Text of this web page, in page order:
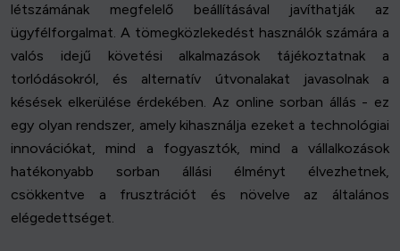
létszámának megfelelő beállításával javíthatják az
ügyfélforgalmat. A tömegközlekedést használók számára a
valós idejű követési alkalmazások tájékoztatnak a
torlódásokról, és alternatív útvonalakat javasolnak a
késések elkerülése érdekében. Az online sorban állás - ez
egy olyan rendszer, amely kihasználja ezeket a technológiai
innovációkat, mind a fogyasztók, mind a vállalkozások
hatékonyabb sorban állási élményt élvezhetnek,
csökkentve a frusztrációt és növelve az általános
elégedettséget.